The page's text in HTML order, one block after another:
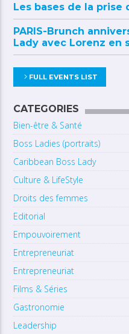
Les bases de la prise
PARIS-Brunch
Lady avec Lorenz en
FULL EVENTS LIST
CATEGORIES
Bien-être & Santé
Boss Ladies (portraits)
Caribbean Boss Lady
Culture & LifeStyle
Droits des femmes
Editorial
Empouvoirement
Entrepreneuriat
Entrepreneuriat
Films & Séries
Gastronomie
Leadership